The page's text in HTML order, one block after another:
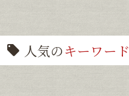
人気のキーワード